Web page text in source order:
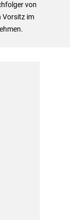
von
Vorsitz im